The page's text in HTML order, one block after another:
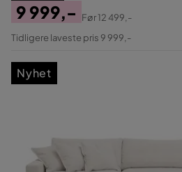
Pris
9 999,-
Original
Før12 499,-
Tidligere laveste pris 9 999,-
Nyhet